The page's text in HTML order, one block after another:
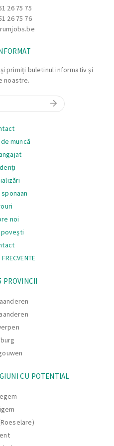
26 75 75
26 75 76
primiți buletinul informativ și
noastre.
muncă
noi
PROVINCII
CU POTENTIAL